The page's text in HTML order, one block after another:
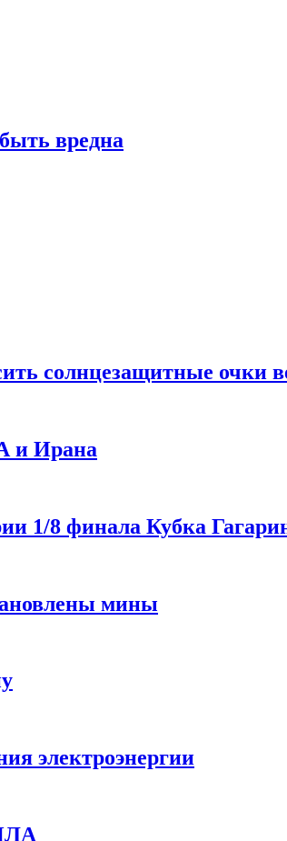
вредна
солнцезащитные очки
и Ирана
1/8 финала Кубка
мины
электроэнергии